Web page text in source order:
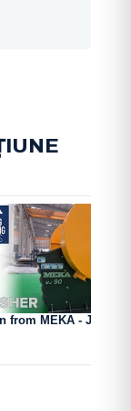
from MEKA - Jaw